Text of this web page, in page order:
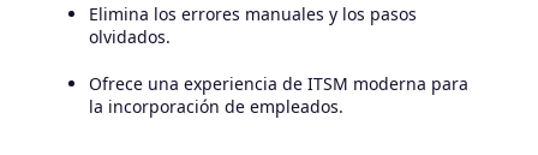
Elimina los errores manuales y los pasos
olvidados.
Ofrece una experiencia de ITSM moderna para
la incorporación de empleados.